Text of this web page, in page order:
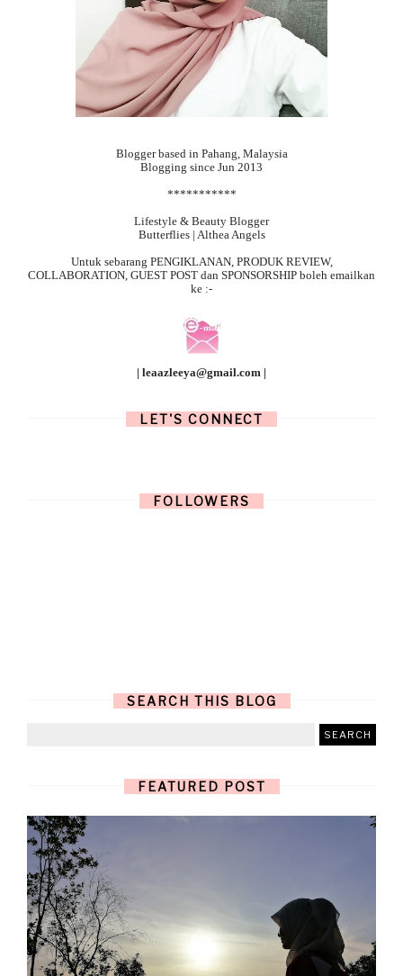
Blogger based in Pahang, Malaysia
Blogging since Jun 2013
***********
Lifestyle & Beauty Blogger
Butterflies | Althea Angels
Untuk sebarang PENGIKLANAN, PRODUK REVIEW,
COLLABORATION, GUEST POST dan SPONSORSHIP boleh emailkan
ke :-
| leaazleeya@gmail.com |
LET'S CONNECT
FOLLOWERS
SEARCH THIS BLOG
FEATURED POST